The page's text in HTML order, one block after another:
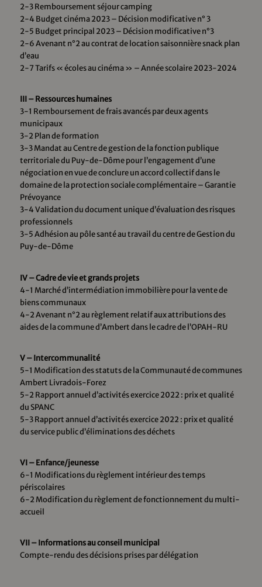
2-3 Remboursement séjour camping
2-4 Budget cinéma 2023 – Décision modificative n° 3
2-5 Budget principal 2023 – Décision modificative n°3
2-6 Avenant n°2 au contrat de location saisonnière snack plan
d’eau
2-7 Tarifs « écoles au cinéma » – Année scolaire 2023-2024
III – Ressources humaines
3-1 Remboursement de frais avancés par deux agents
municipaux
3-2 Plan de formation
3-3 Mandat au Centre de gestion de la fonction publique
territoriale du Puy-de-Dôme pour l’engagement d’une
négociation en vue de conclure un accord collectif dans le
domaine de la protection sociale complémentaire – Garantie
Prévoyance
3-4 Validation du document unique d’évaluation des risques
professionnels
3-5 Adhésion au pôle santé au travail du centre de Gestion du
Puy-de-Dôme
IV – Cadre de vie et grands projets
4-1 Marché d’intermédiation immobilière pour la vente de
biens communaux
4-2 Avenant n°2 au règlement relatif aux attributions des
aides de la commune d’Ambert dans le cadre de l’OPAH-RU
V – Intercommunalité
5-1 Modification des statuts de la Communauté de communes
Ambert Livradois-Forez
5-2 Rapport annuel d’activités exercice 2022 : prix et qualité
du SPANC
5-3 Rapport annuel d’activités exercice 2022 : prix et qualité
du service public d’éliminations des déchets
VI – Enfance/jeunesse
6-1 Modifications du règlement intérieur des temps
périscolaires
6-2 Modification du règlement de fonctionnement du multi-
accueil
VII – Informations au conseil municipal
Compte-rendu des décisions prises par délégation